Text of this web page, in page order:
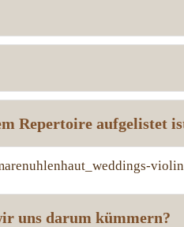
Repertoire aufgelistet
uns darum kümmern?